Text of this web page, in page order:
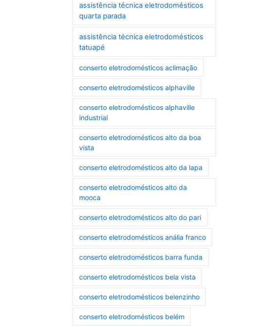
assistência técnica eletrodomésticos
quarta parada
assistência técnica eletrodomésticos
tatuapé
conserto eletrodomésticos aclimação
conserto eletrodomésticos alphaville
conserto eletrodomésticos alphaville
industrial
conserto eletrodomésticos alto da boa
vista
conserto eletrodomésticos alto da lapa
conserto eletrodomésticos alto da
mooca
conserto eletrodomésticos alto do pari
conserto eletrodomésticos anália franco
conserto eletrodomésticos barra funda
conserto eletrodomésticos bela vista
conserto eletrodomésticos belenzinho
conserto eletrodomésticos belém